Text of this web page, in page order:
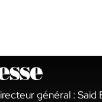
général : Said